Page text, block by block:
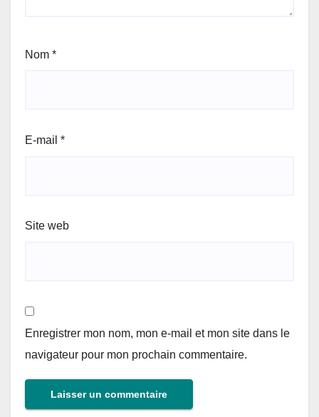
Nom *
E-mail *
Site web
Enregistrer mon nom, mon e-mail et mon site dans le
navigateur pour mon prochain commentaire.